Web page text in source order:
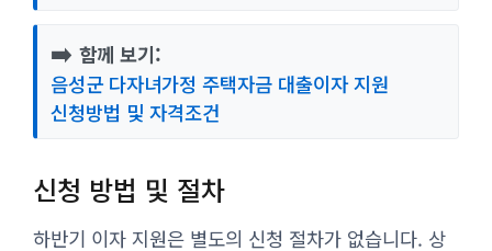
➡️ 함께 보기:
음성군 다자녀가정 주택자금 대출이자 지원
신청방법 및 자격조건
신청 방법 및 절차
하반기 이자 지원은 별도의 신청 절차가 없습니다. 상